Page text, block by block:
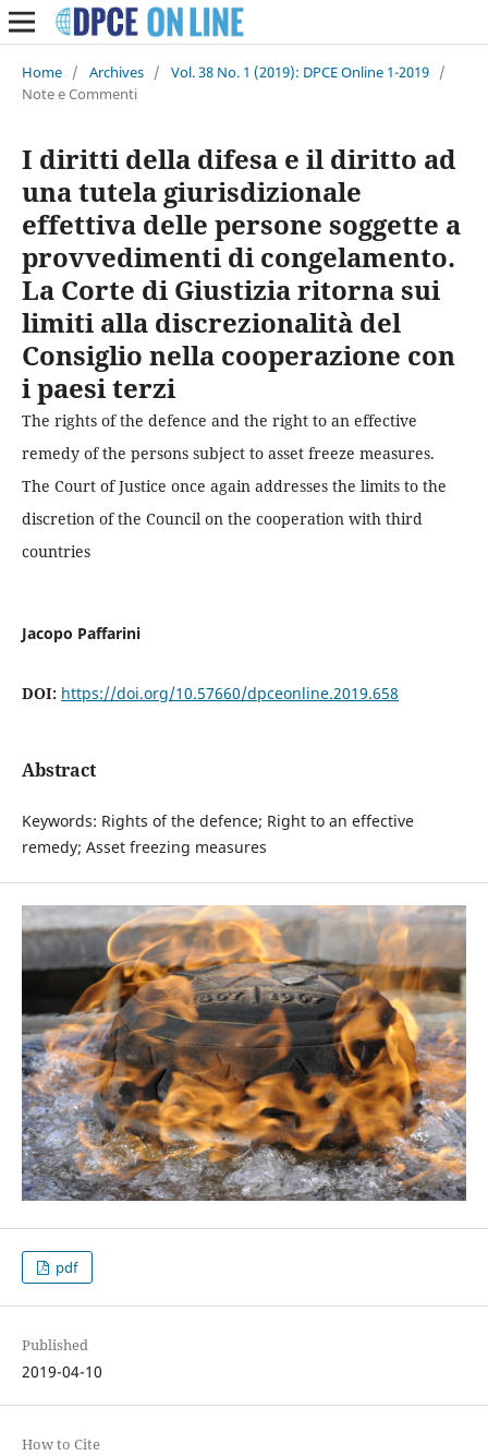
Home / Archives / Vol. 38 No. 1 (2019): DPCE Online 1-2019 /
Note e Commenti
I diritti della difesa e il diritto ad
una tutela giurisdizionale
effettiva delle persone soggette a
provvedimenti di congelamento.
La Corte di Giustizia ritorna sui
limiti alla discrezionalità del
Consiglio nella cooperazione con
i paesi terzi
The rights of the defence and the right to an effective
remedy of the persons subject to asset freeze measures.
The Court of Justice once again addresses the limits to the
discretion of the Council on the cooperation with third
countries
Jacopo Paffarini
DOI: https://doi.org/10.57660/dpceonline.2019.658
Abstract
Keywords: Rights of the defence; Right to an effective
remedy; Asset freezing measures
pdf
Published
2019-04-10
How to Cite